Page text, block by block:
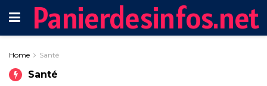
Panierdesinfos.net
Home Santé
Santé